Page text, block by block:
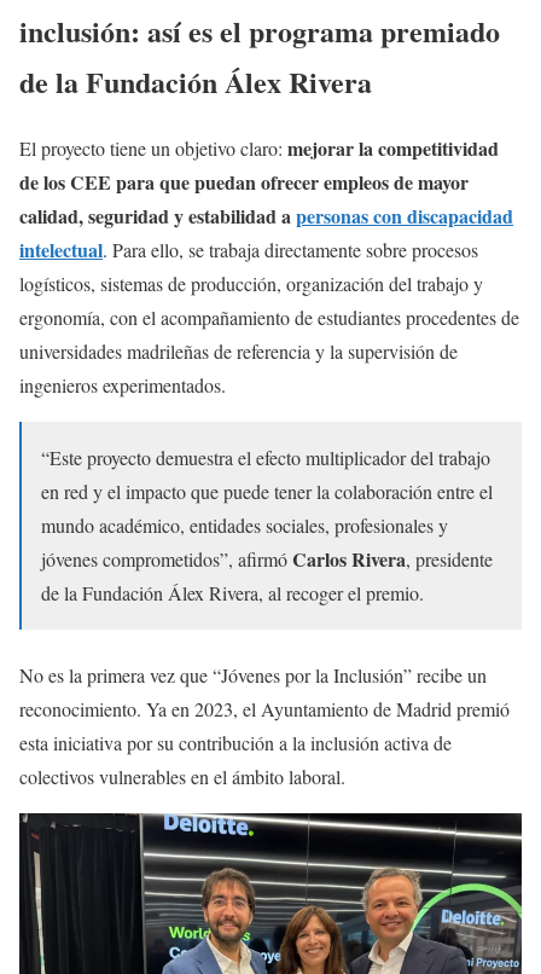
inclusión: así es el programa premiado
de la Fundación Álex Rivera
El proyecto tiene un objetivo claro: mejorar la competitividad
de los CEE para que puedan ofrecer empleos de mayor
calidad, seguridad y estabilidad apersonas con discapacidad
intelectual. Para ello, se trabaja directamente sobre procesos
logísticos, sistemas de producción, organización del trabajo y
ergonomía, con el acompañamiento de estudiantes procedentes de
universidades madrileñas de referencia y la supervisión de
ingenieros experimentados.
“Este proyecto demuestra el efecto multiplicador del trabajo
en red y el impacto que puede tener la colaboración entre el
mundo académico, entidades sociales, profesionales y
jóvenes comprometidos”, afirmóCarlos Rivera, presidente
de la Fundación Álex Rivera, al recoger el premio.
No es la primera vez que “Jóvenes por la Inclusión” recibe un
reconocimiento. Ya en 2023, el Ayuntamiento de Madrid premió
esta iniciativa por su contribución a la inclusión activa de
colectivos vulnerables en el ámbito laboral.